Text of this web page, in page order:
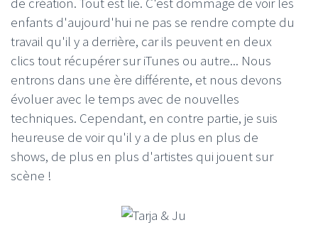
enfants d'aujourd'hui ne pas se rendre compte du
travail qu'il y a derrière, car ils peuvent en deux
clics tout récupérer sur iTunes ou autre... Nous
entrons dans une ère différente, et nous devons
évoluer avec le temps avec de nouvelles
techniques. Cependant, en contre partie, je suis
heureuse de voir qu'il y a de plus en plus de
shows, de plus en plus d'artistes qui jouent sur
scène !